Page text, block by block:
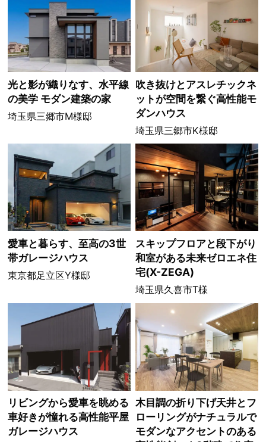
光と影が織りなす、水平線
の美学 モダン建築の家
埼玉県三郷市M様邸
吹き抜けとアスレチックネ
ットが空間を繋ぐ高性能モ
ダンハウス
埼玉県三郷市K様邸
愛車と暮らす、至高の3世
帯ガレージハウス
東京都足立区Y様邸
スキップフロアと段下がり
和室がある未来ゼロエネ住
宅(X-ZEGA)
埼玉県久喜市T様
リビングから愛車を眺める
車好きが憧れる高性能平屋
ガレージハウス
木目調の折り下げ天井とフ
ローリングがナチュラルで
モダンなアクセントのある